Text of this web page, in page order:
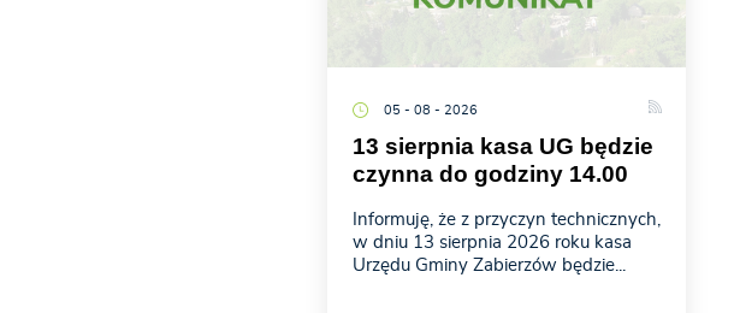
05 - 08 - 2026
13 sierpnia kasa UG będzie
czynna do godziny 14.00
Informuję, że z przyczyn technicznych,
w dniu 13 sierpnia 2026 roku kasa
Urzędu Gminy Zabierzów będzie...